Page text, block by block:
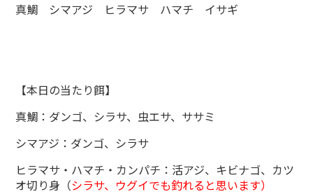
真鯛 シマアジ ヒラマサ ハマチ イサギ
【本日の当たり餌】
真鯛：ダンゴ、シラサ、虫エサ、ササミ
シマアジ：ダンゴ、シラサ
ヒラマサ・ハマチ・カンパチ：活アジ、キビナゴ、カツ
オ切り身（シラサ、ウグイでも釣れると思います）